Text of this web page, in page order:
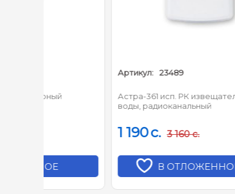
23489
Астра-361 исп. РК извещатель утечки
воды, радиоканальный
c.
В ОТЛОЖЕННОЕ